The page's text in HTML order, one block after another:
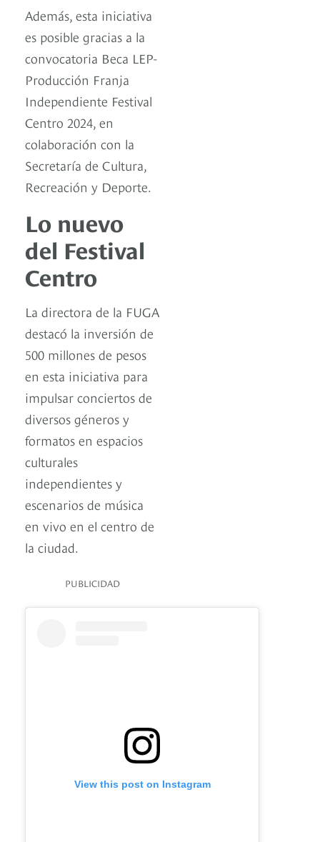
Además, esta iniciativa
es posible gracias a la
convocatoria Beca LEP-
Producción Franja
Independiente Festival
Centro 2024, en
colaboración con la
Secretaría de Cultura,
Recreación y Deporte.
Lo nuevo
del Festival
Centro
La directora de la FUGA
destacó la inversión de
500 millones de pesos
en esta iniciativa para
impulsar conciertos de
diversos géneros y
formatos en espacios
culturales
independientes y
escenarios de música
en vivo en el centro de
la ciudad.
PUBLICIDAD
View this post on Instagram